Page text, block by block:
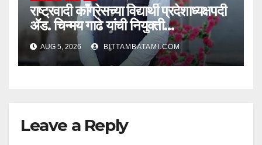
राष्ट्रवादी काँग्रेसच्या विद्यार्थी प्रदेशाध्यक्षपदी
ॲड. चिन्मय गाढे यांची नियुक्ती…
AUG 5, 2026 BITTAMBATAMI.COM
Leave a Reply